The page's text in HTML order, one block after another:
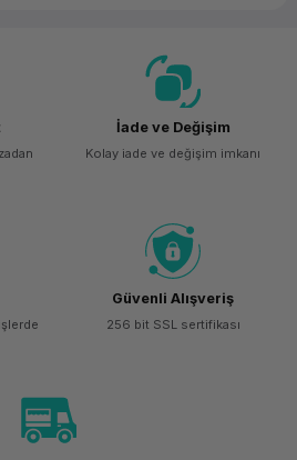
İade ve Değişim
Kolay iade ve değişim imkanı
Güvenli Alışveriş
256 bit SSL sertifikası